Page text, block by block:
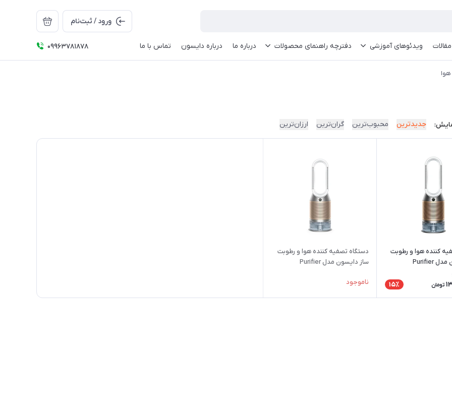
ورود / ثبت‌نام
ویدئو‌های آموزشی دفترچه راهنمای محصولات درباره ما درباره دایسون تماس با ما 09963781878
جدیدترین محبوب‌ترین گران‌ترین ارزان‌ترین
کننده هوا و رطوبت
ساز دایسون مدل Purifier
Humidify+Cool
تومان 15٪
دستگاه تصفیه کننده هوا و رطوبت
ساز دایسون مدل Purifier
PH04 WHGD
ناموجود